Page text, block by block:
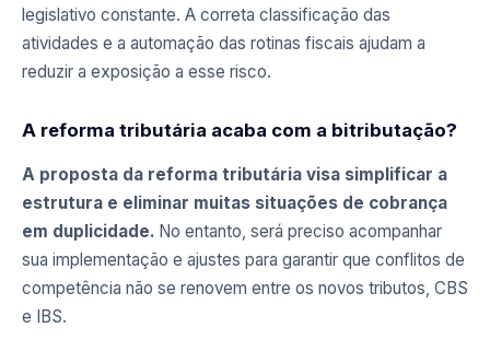
legislativo constante. A correta classificação das
atividades e a automação das rotinas fiscais ajudam a
reduzir a exposição a esse risco.
A reforma tributária acaba com a bitributação?
A proposta da reforma tributária visa simplificar a
estrutura e eliminar muitas situações de cobrança
em duplicidade. No entanto, será preciso acompanhar
sua implementação e ajustes para garantir que conflitos de
competência não se renovem entre os novos tributos, CBS
e IBS.